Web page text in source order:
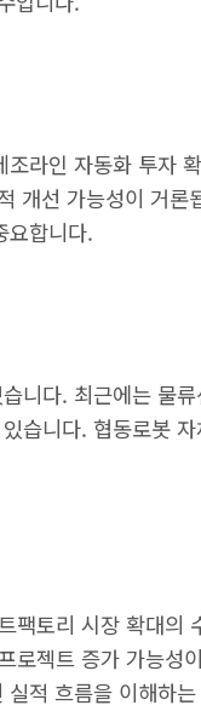
라인 자동화 투자
개선 가능성이 거론
요합니다.
니다. 최근에는 물
습니다. 협동로봇
팩토리 시장 확대의
로젝트 증가 가능성
적 흐름을 이해하